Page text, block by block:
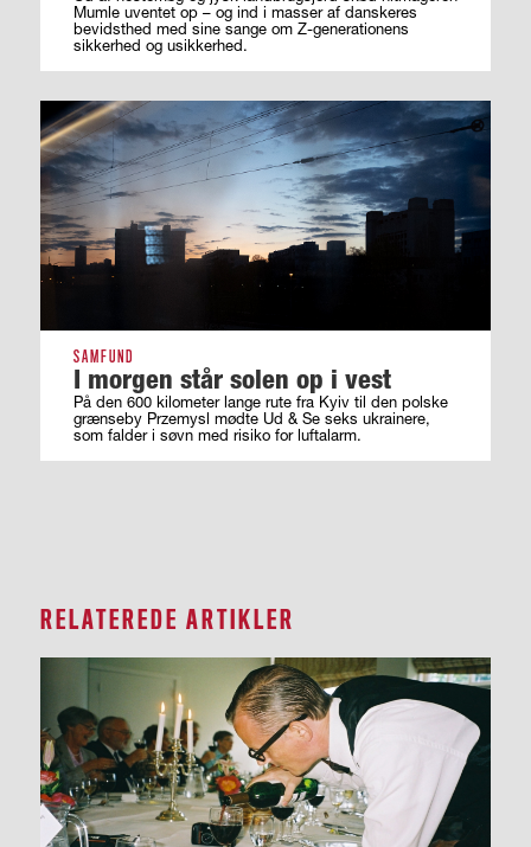
Mumle uventet op – og ind i masser af ­danskeres
bevidsthed med sine sange om ­Z-generationens
sikkerhed og usikkerhed.
SAMFUND
I morgen står solen op i vest
På den 600 kilometer lange rute fra Kyiv til den polske
grænseby Przemysl mødte Ud & Se seks ukrainere,
som falder i søvn med risiko for luftalarm.
RELATEREDE ARTIKLER